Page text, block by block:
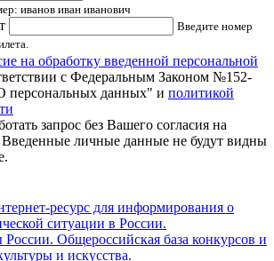
иванов иван иванович
Введите номер
на обработку введенной персональной
с Федеральным Законом №152-
персональных данных" и политикой
запрос без Вашего согласия на
личные данные не будут видны